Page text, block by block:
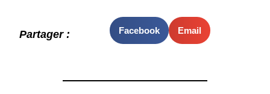
Partager : Facebook Email